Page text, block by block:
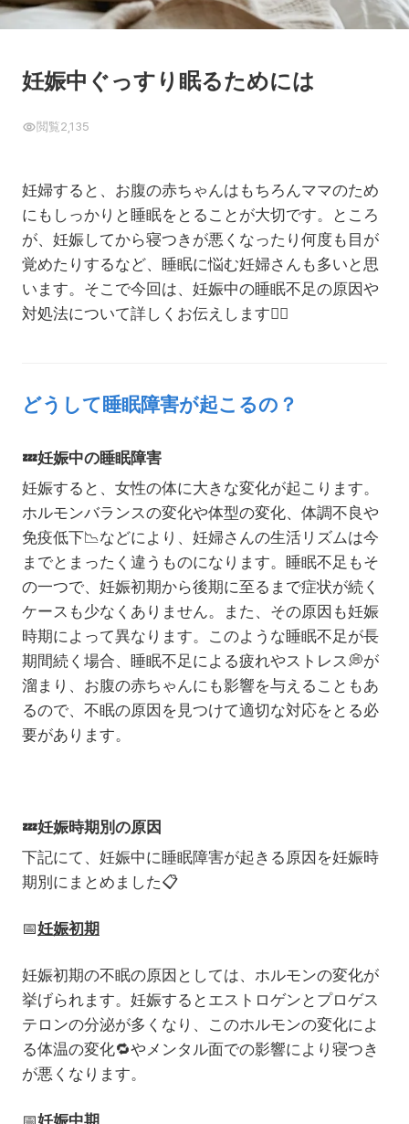
妊娠中ぐっすり眠るためには
閲覧2,135
妊婦すると、お腹の赤ちゃんはもちろんママのため
にもしっかりと睡眠をとることが大切です。ところ
が、妊娠してから寝つきが悪くなったり何度も目が
覚めたりするなど、睡眠に悩む妊婦さんも多いと思
います。そこで今回は、妊娠中の睡眠不足の原因や
対処法について詳しくお伝えします☝🏻
どうして睡眠障害が起こるの？
💤妊娠中の睡眠障害
妊娠すると、女性の体に大きな変化が起こります。
ホルモンバランスの変化や体型の変化、体調不良や
免疫低下📉などにより、妊婦さんの生活リズムは今
までとまったく違うものになります。睡眠不足もそ
の一つで、妊娠初期から後期に至るまで症状が続く
ケースも少なくありません。また、その原因も妊娠
時期によって異なります。このような睡眠不足が長
期間続く場合、睡眠不足による疲れやストレス💭が
溜まり、お腹の赤ちゃんにも影響を与えることもあ
るので、不眠の原因を見つけて適切な対応をとる必
要があります。
💤妊娠時期別の原因
下記にて、妊娠中に睡眠障害が起きる原因を妊娠時
期別にまとめました📋
📅妊娠初期
妊娠初期の不眠の原因としては、ホルモンの変化が
挙げられます。妊娠するとエストロゲンとプロゲス
テロンの分泌が多くなり、このホルモンの変化によ
る体温の変化🔁やメンタル面での影響により寝つき
が悪くなります。
📅妊娠中期